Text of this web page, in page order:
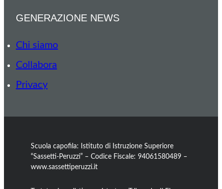
GENERAZIONE NEWS
Chi siamo
Collabora
Privacy
Scuola capofila: Istituto di Istruzione Superiore
“Sassetti-Peruzzi” – Codice Fiscale: 94061580489 –
www.sassettiperuzzi.it